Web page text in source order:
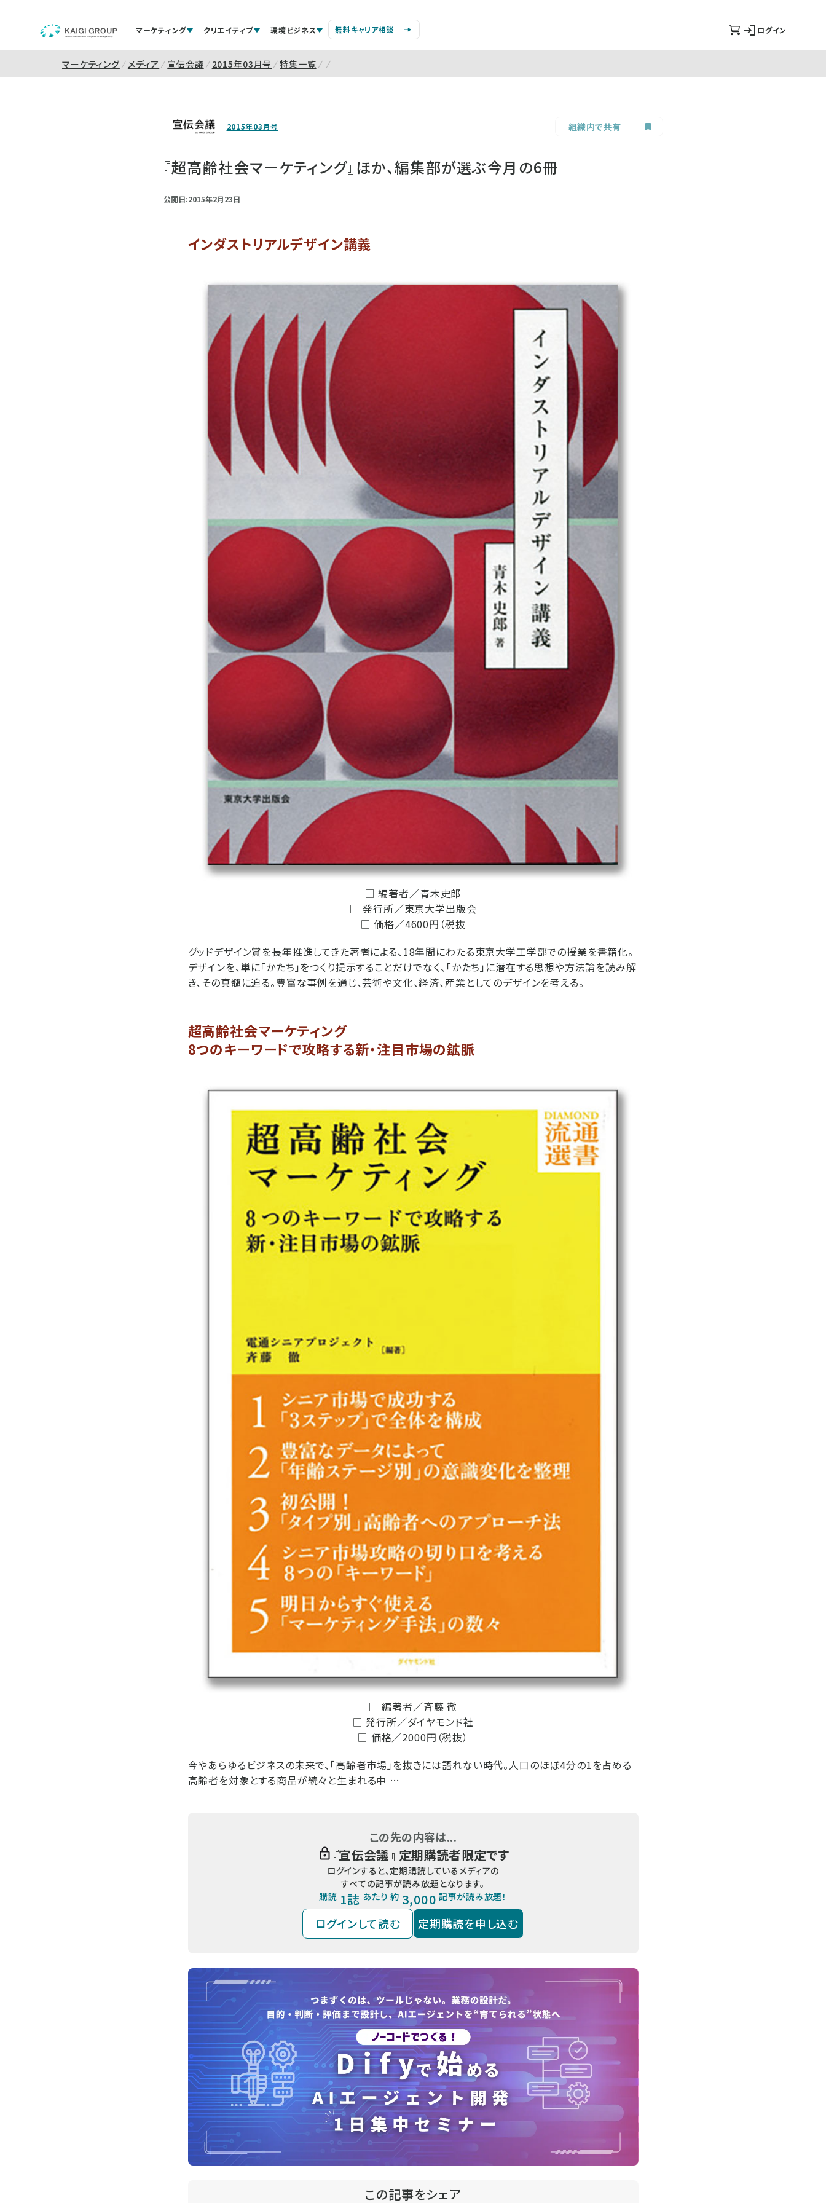
マーケティング クリエイティブ 環境ビジネス 無料キャリア相談 ログイン
マーケティング メディア 宣伝会議 2015年03月号 特集一覧
2015年03月号 組織内で共有
『超高齢社会マーケティング』ほか、編集部が選ぶ今月の6冊
公開日:2015年2月23日
インダストリアルデザイン講義
□ 編著者／青木史郎
□ 発行所／東京大学出版会
□ 価格／4600円（税抜
グッドデザイン賞を長年推進してきた著者による、18年間にわたる東京大学工学部での授業を書籍化。
デザインを、単に「かたち」をつくり提示することだけでなく、「かたち」に潜在する思想や方法論を読み解
き、その真髄に迫る。豊富な事例を通じ、芸術や文化、経済、産業としてのデザインを考える。
超高齢社会マーケティング
8つのキーワードで攻略する新・注目市場の鉱脈
□ 編著者／斉藤 徹
□ 発行所／ダイヤモンド社
□ 価格／2000円（税抜）
今やあらゆるビジネスの未来で、「高齢者市場」を抜きには語れない時代。人口のほぼ4分の1を占める
高齢者を対象とする商品が続々と生まれる中 …
この先の内容は...
『宣伝会議』 定期購読者限定です
ログインすると、定期購読しているメディアの
すべての記事が読み放題となります。
購読 1誌 あたり 約 3,000 記事が読み放題！
ログインして読む 定期購読を申し込む
この記事をシェア